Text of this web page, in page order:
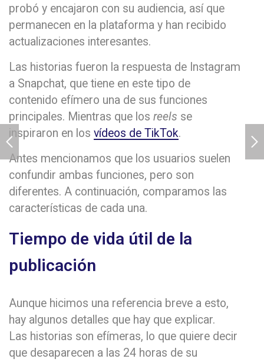
probó y encajaron con su audiencia, así que
permanecen en la plataforma y han recibido
actualizaciones interesantes.
Las historias fueron la respuesta de Instagram
a Snapchat, que tiene en este tipo de
contenido efímero una de sus funciones
principales. Mientras que los reels se
inspiraron en los vídeos de TikTok.
Antes mencionamos que los usuarios suelen
confundir ambas funciones, pero son
diferentes. A continuación, comparamos las
características de cada una.
Tiempo de vida útil de la
publicación
Aunque hicimos una referencia breve a esto,
hay algunos detalles que hay que explicar.
Las historias son efímeras, lo que quiere decir
que desaparecen a las 24 horas de su